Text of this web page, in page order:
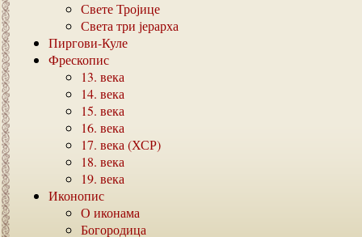
Свете Тројице
Света три јерарха
Пиргови-Куле
Фрескопис
13. века
14. века
15. века
16. века
17. века (ХСР)
18. века
19. века
Иконопис
О иконама
Богородица